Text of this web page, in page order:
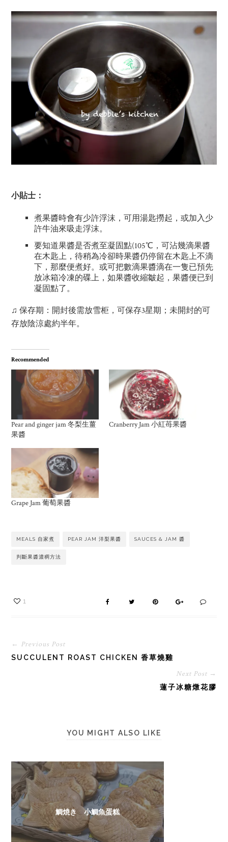
小貼士：
煮果醬時會有少許浮沫，可用湯匙撈起，或加入少
許牛油來吸走浮沫。
要知道果醬是否煮至凝固點(105℃，可沾幾滴果醬
在木匙上，待稍為冷卻時果醬仍停留在木匙上不滴
下，那麼便煮好。或可把數滴果醬滴在一隻已預先
放冰箱冷凍的碟上，如果醬收縮皺起，果醬便已到
凝固點了。
♫ 保存期：開封後需放雪柜，可保存3星期；未開封的可
存放陰涼處約半年。
Recommended
Pear and ginger jam 冬梨生薑
果醬
Cranberry Jam 小紅苺果醬
Grape Jam 葡萄果醬
MEALS 自家煮 PEAR JAM 洋梨果醬 SAUCES & JAM 醬
判斷果醬濃稠方法
1
← Previous Post
SUCCULENT ROAST CHICKEN 香草燒雞
Next Post →
蓮子冰糖燉花膠
YOU MIGHT ALSO LIKE
鯛焼き 小鯛魚蛋糕